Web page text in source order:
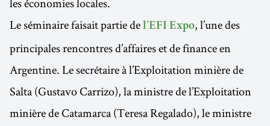
les économies locales.
Le séminaire faisait partie de l’EFI Expo, l’une des
principales rencontres d’affaires et de finance en
Argentine. Le secrétaire à l’Exploitation minière de
Salta (Gustavo Carrizo), la ministre de l’Exploitation
minière de Catamarca (Teresa Regalado), le ministre